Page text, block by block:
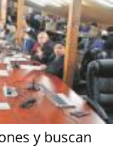
y buscan